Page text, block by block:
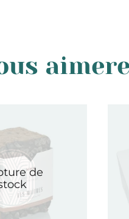
de